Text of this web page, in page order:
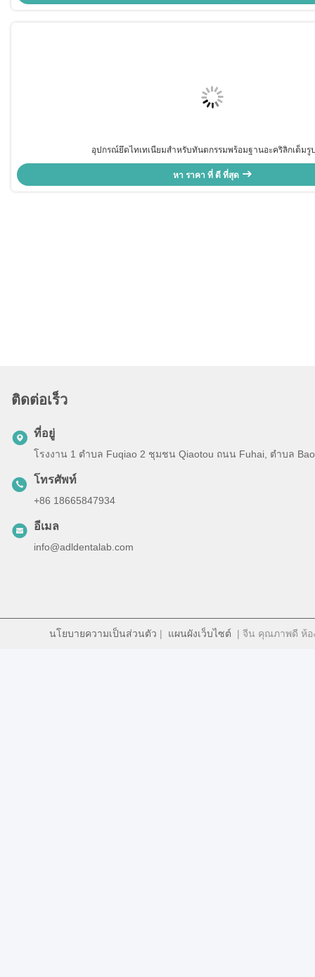
อุปกรณ์ยึดไทเทเนียมสำหรับทันตกรรมพร้อมฐานอะคริลิกเต็ม
หา ราคา ที่ ดี ที่สุด
ติดต่อเร็ว
ที่อยู่
โรงงาน 1 ตําบล Fuqiao 2 ชุมชน Qiaotou ถนน Fuhai, ตําบล
โทรศัพท์
+86 18665847934
อีเมล
info@adldentalab.com
นโยบายความเป็นส่วนตัว | แผนผังเว็บไซต์ | จีน คุณภาพดี ห้อ